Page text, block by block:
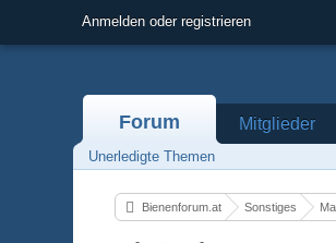
Anmelden oder registrieren
Forum Mitglieder
Unerledigte Themen
Bienenforum.at Sonstiges